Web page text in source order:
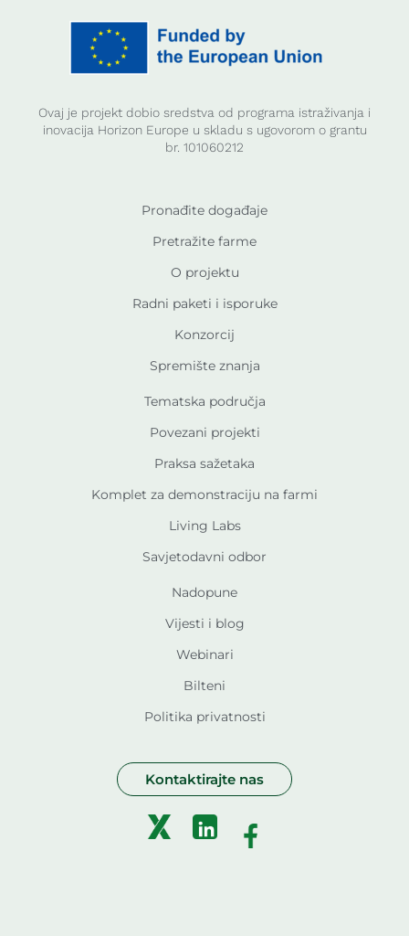
Ovaj je projekt dobio sredstva od programa istraživanja i
inovacija Horizon Europe u skladu s ugovorom o grantu
br. 101060212
Pronađite događaje
Pretražite farme
O projektu
Radni paketi i isporuke
Konzorcij
Spremište znanja
Tematska područja
Povezani projekti
Praksa sažetaka
Komplet za demonstraciju na farmi
Living Labs
Savjetodavni odbor
Nadopune
Vijesti i blog
Webinari
Bilteni
Politika privatnosti
Kontaktirajte nas